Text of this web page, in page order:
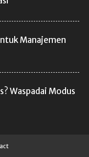
Manajemen
Waspadai Modus